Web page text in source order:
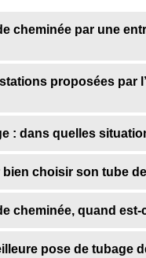
cheminée par une
proposées par
: dans quelles
choisir son tube
cheminée, quand est-
pose de tubage